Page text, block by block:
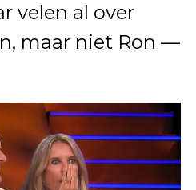
velen al over
maar niet Ron —